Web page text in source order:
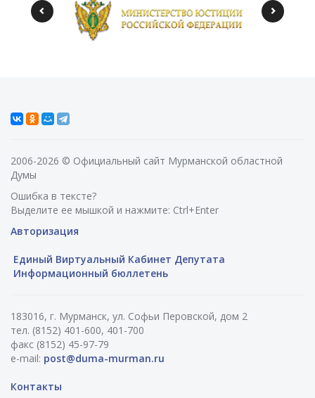
2006-2026 © Официальный сайт Мурманской областной
Думы
Ошибка в тексте?
Выделите ее мышкой и нажмите: Ctrl+Enter
Авторизация
Единый Виртуальный Кабинет Депутата
Информационный бюллетень
183016, г. Мурманск, ул. Софьи Перовской, дом 2
тел. (8152) 401-600, 401-700
факс (8152) 45-97-79
e-mail: post@duma-murman.ru
Контакты